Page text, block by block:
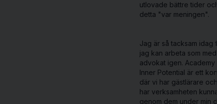
utlovade bättre tider
detta "var meningen".
Jag är så tacksam idag
jag kan arbeta som
advokat igen.
Inner Potential är ett
där vi har gästlärare
har verksamheten
genom dem under min